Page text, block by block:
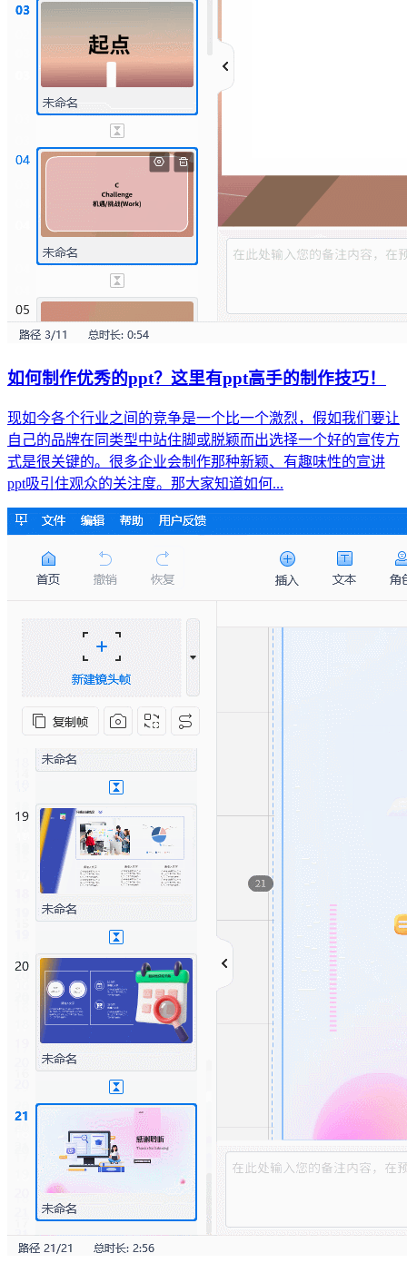
如何制作优秀的ppt？这里有ppt高手的制作技巧！
现如今各个行业之间的竞争是一个比一个激烈，假如我们要让
自己的品牌在同类型中站住脚或脱颖而出选择一个好的宣传方
式是很关键的。很多企业会制作那种新颖、有趣味性的宣讲
ppt吸引住观众的关注度。那大家知道如何...